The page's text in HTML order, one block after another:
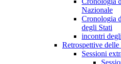
Nazionale
Cronologia
degli Stati
incontri
Retrospettive delle
Sessioni